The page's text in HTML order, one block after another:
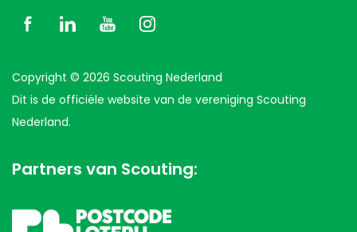
Copyright © 2026 Scouting Nederland
Dit is de officiële website van de vereniging Scouting
Nederland.
Partners van Scouting: